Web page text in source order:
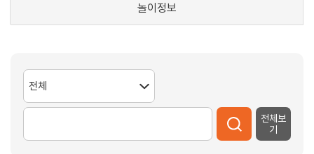
놀이정보
전체보
기